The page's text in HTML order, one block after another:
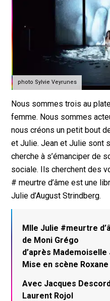
photo Sylvie Veyrunes
Nous sommes trois au
femme. Nous sommes
nous créons un petit bout
et Julie. Jean et Julie sont
cherche à s’émanciper de
sociale. Ils cherchent des
# meurtre d’âme est une
Julie d’August Strindberg.
Mlle Julie #meurtre
de Moni Grégo
d’après
Mise en scène
Avec Jacques
Laurent Rojol